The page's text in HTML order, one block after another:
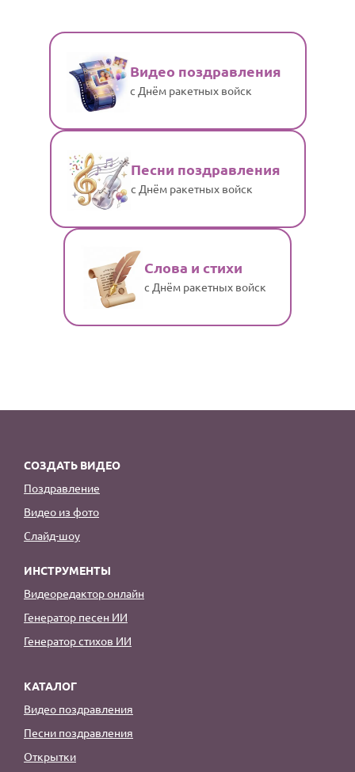
Видео поздравления
с Днём ракетных войск
Песни поздравления
с Днём ракетных войск
Слова и стихи
с Днём ракетных войск
СОЗДАТЬ ВИДЕО
Поздравление
Видео из фото
Слайд-шоу
ИНСТРУМЕНТЫ
Видеоредактор онлайн
Генератор песен ИИ
Генератор стихов ИИ
КАТАЛОГ
Видео поздравления
Песни поздравления
Открытки